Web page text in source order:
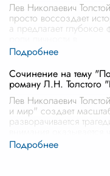
Лев Николаевич
просто воссоздает
а предлагает
Сочинение на тему
роману Л.Н. Толстого
Лев Николаевич
и мир" создает
разворачивается